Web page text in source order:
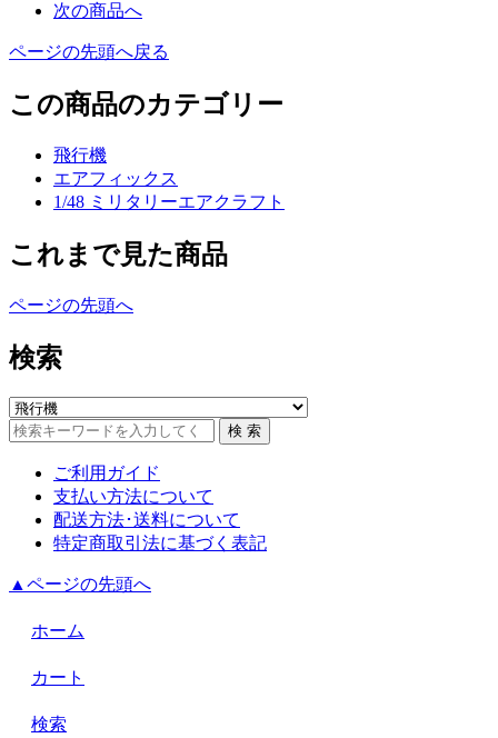
次の商品へ
ページの先頭へ戻る
この商品のカテゴリー
飛行機
エアフィックス
1/48 ミリタリーエアクラフト
これまで見た商品
ページの先頭へ
検索
ご利用ガイド
支払い方法について
配送方法･送料について
特定商取引法に基づく表記
▲ページの先頭へ
ホーム
カート
検索